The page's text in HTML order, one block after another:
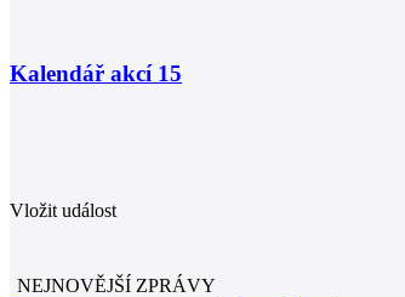
Kalendář akcí 15
Vložit událost
NEJNOVĚJŠÍ ZPRÁVY